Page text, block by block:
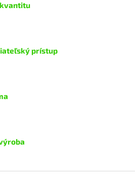
prístup